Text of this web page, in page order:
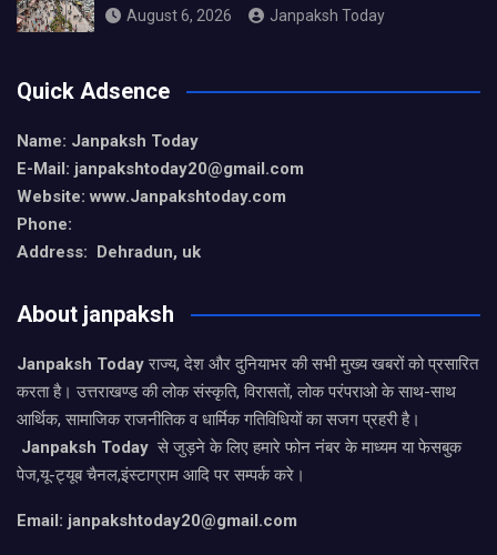
August 6, 2026 Janpaksh Today
Quick Adsence
Name: Janpaksh Today
E-Mail: janpakshtoday20@gmail.com
Website: www.Janpakshtoday.com
Phone:
Address: Dehradun, uk
About janpaksh
Janpaksh Todayराज्य, देश और दुनियाभर की सभी मुख्य खबरों को प्रसारित
करता है। उत्तराखण्ड की लोक संस्कृति, विरासतों, लोक परंपराओ के साथ-साथ
आर्थिक, सामाजिक राजनीतिक व धार्मिक गतिविधियों का सजग प्रहरी है।
Janpaksh Today से जुड़ने के लिए हमारे फोन नंबर के माध्यम या फेसबुक
पेज,यू-ट्यूब चैनल,इंस्टाग्राम आदि पर सम्पर्क करे।
Email: janpakshtoday20@gmail.com